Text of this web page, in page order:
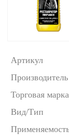
Артикул
Производитель
Торговая марка
Вид/Тип